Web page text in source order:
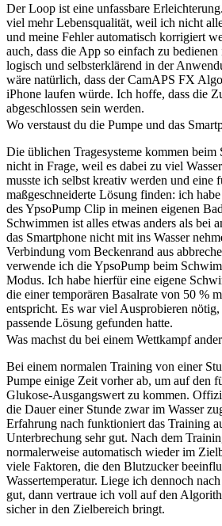
Der Loop ist eine unfassbare
viel mehr Lebensqualität, weil ich nicht
und meine Fehler automatisch korrigiert
auch, dass die App so einfach zu bedienen
logisch und selbsterklärend in der
wäre natürlich, dass der CamAPS FX
iPhone laufen würde. Ich hoffe, dass die
abgeschlossen sein werden.
Wo verstaust du die Pumpe und das
Die üblichen Tragesysteme kommen
nicht in Frage, weil es dabei zu viel
musste ich selbst kreativ werden und eine
maßgeschneiderte Lösung finden: ich
des YpsoPump Clip in meinen eigenen
Schwimmen ist alles etwas anders als bei
das Smartphone nicht mit ins Wasser
Verbindung vom Beckenrand aus
verwende ich die YpsoPump beim
Modus. Ich habe hierfür eine eigene
die einer temporären Basalrate von 50 %
entspricht. Es war viel Ausprobieren
passende Lösung gefunden hatte.
Was machst du bei einem Wettkampf
Bei einem normalen Training von einer
Pumpe einige Zeit vorher ab, um auf den
Glukose-Ausgangswert zu kommen.
die Dauer einer Stunde zwar im Wasser
Erfahrung nach funktioniert das Training
Unterbrechung sehr gut. Nach dem
normalerweise automatisch wieder im
viele Faktoren, die den Blutzucker
Wassertemperatur. Liege ich dennoch
gut, dann vertraue ich voll auf den
sicher in den Zielbereich bringt.